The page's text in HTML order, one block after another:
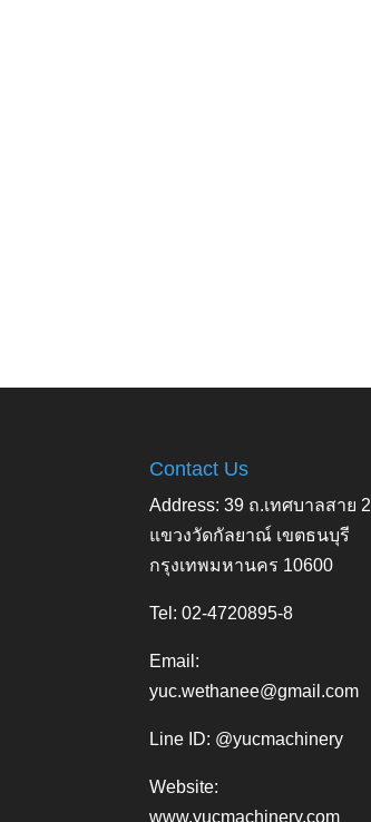
Contact Us
Address: 39 ถ.เทศบาลสาย 2
แขวงวัดกัลยาณ์ เขตธนบุรี
กรุงเทพมหานคร 10600
Tel: 02-4720895-8
Email:
yuc.wethanee@gmail.com
Line ID: @yucmachinery
Website:
www.yucmachinery.com